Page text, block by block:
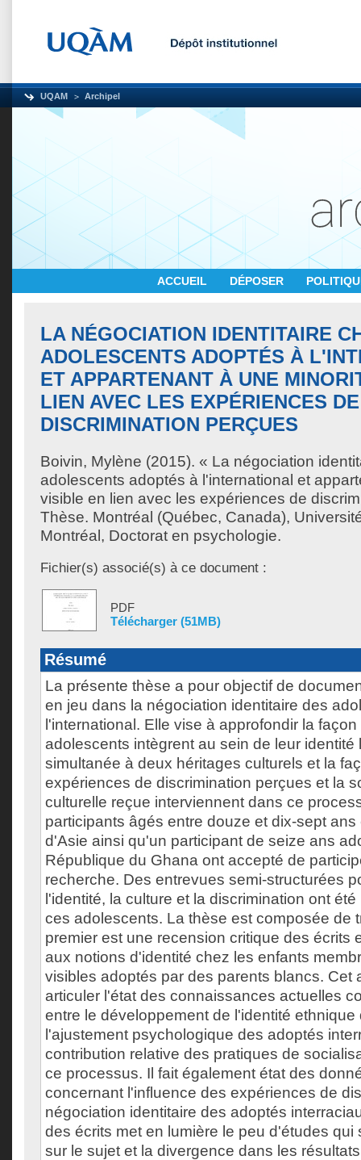
UQAM Archipel
ACCUEIL DÉPOSER
LA NÉGOCIATION IDENTITAIRE
ADOLESCENTS ADOPTÉS À
ET APPARTENANT À UNE
LIEN AVEC LES EXPÉRIENCES DE
DISCRIMINATION PERÇUES
Boivin, Mylène (2015). « La négociation
adolescents adoptés à l'international et
visible en lien avec les expériences de
Thèse. Montréal (Québec, Canada),
Montréal, Doctorat en psychologie.
Fichier(s) associé(s) à ce document :
PDF
Télécharger (51MB)
Résumé
La présente thèse a pour objectif de
en jeu dans la négociation identitaire des
l'international. Elle vise à approfondir la
adolescents intègrent au sein de leur identité
simultanée à deux héritages culturels et la
expériences de discrimination perçues et la
culturelle reçue interviennent dans ce
participants âgés entre douze et dix-sept
d'Asie ainsi qu'un participant de seize ans
République du Ghana ont accepté de
recherche. Des entrevues semi-structurées
l'identité, la culture et la discrimination ont
ces adolescents. La thèse est composée de
premier est une recension critique des écrits
aux notions d'identité chez les enfants
visibles adoptés par des parents blancs. Cet
articuler l'état des connaissances actuelles
entre le développement de l'identité ethnique
l'ajustement psychologique des adoptés
contribution relative des pratiques de
ce processus. Il fait également état des
concernant l'influence des expériences de
négociation identitaire des adoptés
des écrits met en lumière le peu d'études qui
sur le sujet et la divergence dans les